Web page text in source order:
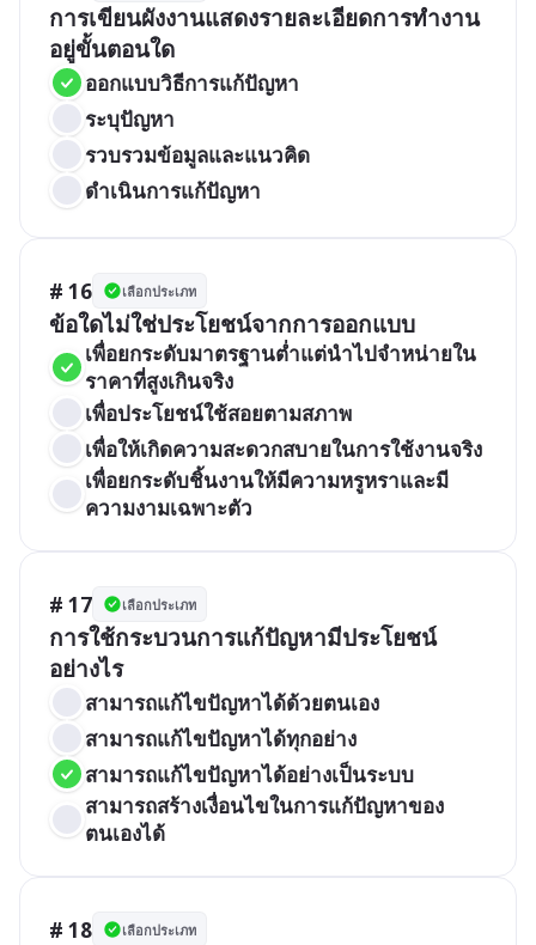
การเขียนผังงานแสดงรายละเอียดการทำงาน
อยู่ขั้นตอนใด
ออกแบบวิธีการแก้ปัญหา
ระบุปัญหา
รวบรวมข้อมูลและแนวคิด
ดำเนินการแก้ปัญหา
# 16 เลือกประเภท
ข้อใดไม่ใช่ประโยชน์จากการออกแบบ
เพื่อยกระดับมาตรฐานต่ำแต่นำไปจำหน่ายใน
ราคาที่สูงเกินจริง
เพื่อประโยชน์ใช้สอยตามสภาพ
เพื่อให้เกิดความสะดวกสบายในการใช้งานจริง
เพื่อยกระดับชิ้นงานให้มีความหรูหราและมี
ความงามเฉพาะตัว
# 17 เลือกประเภท
การใช้กระบวนการแก้ปัญหามีประโยชน์
อย่างไร
สามารถแก้ไขปัญหาได้ด้วยตนเอง
สามารถแก้ไขปัญหาได้ทุกอย่าง
สามารถแก้ไขปัญหาได้อย่างเป็นระบบ
สามารถสร้างเงื่อนไขในการแก้ปัญหาของ
ตนเองได้
# 18 เลือกประเภท